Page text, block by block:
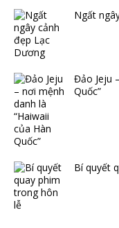
Ngất
Đảo Jeju
Quốc”
Bí quyết